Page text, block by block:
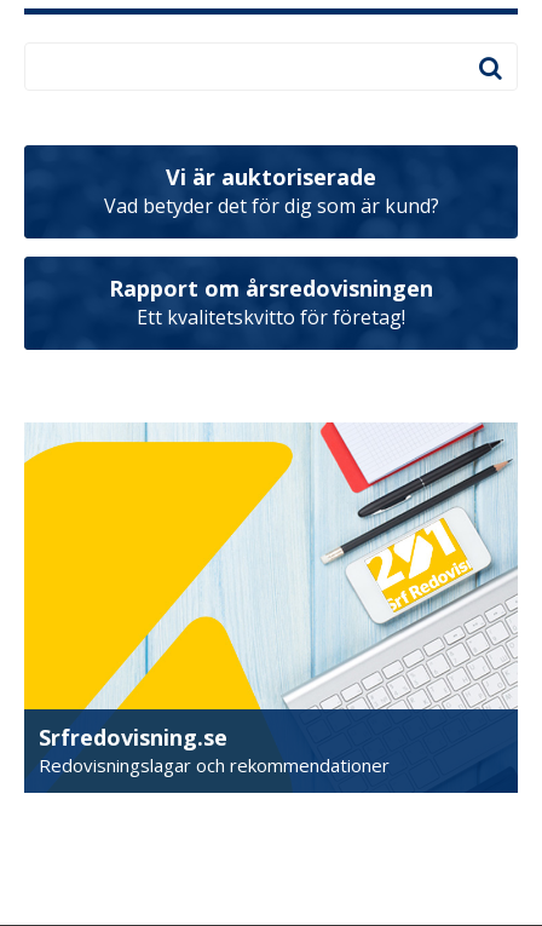
Vi är auktoriserade
Vad betyder det för dig som är kund?
Rapport om årsredovisningen
Ett kvalitetskvitto för företag!
Srfredovisning.se
Redovisningslagar och rekommendationer